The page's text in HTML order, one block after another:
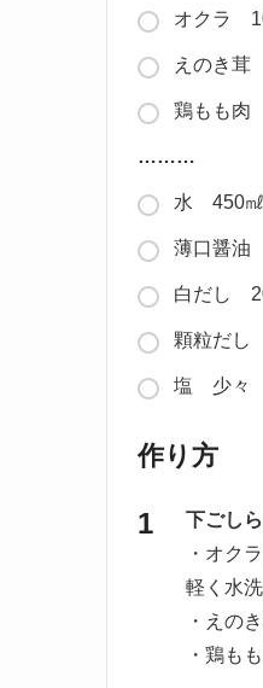
オクラ
えのき
鶏もも
………
水 450㎖
薄口醤
白だし
顆粒だ
塩 少々
作り方
下ごしら
・オク
軽く水
・えの
・鶏も